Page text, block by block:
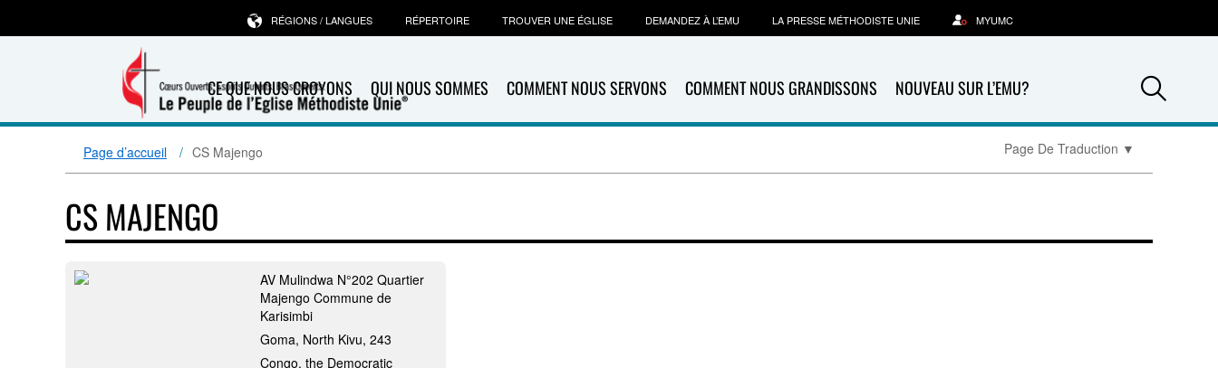
CE QUE NOUS CROYONS QUI NOUS SOMMES COMMENT NOUS SERVONS COMMENT NOUS GRANDISSONS NOUVEAU SUR L’EMU?
RÉGIONS / LANGUES RÉPERTOIRE TROUVER UNE ÉGLISE DEMANDEZ À L’EMU LA PRESSE MÉTHODISTE UNIE MYUMC
Page d’accueil CS Majengo Page De Traduction ▼
CS MAJENGO
AV Mulindwa N°202 Quartier
Majengo Commune de
Karisimbi
Goma, North Kivu, 243
Congo, the Democratic